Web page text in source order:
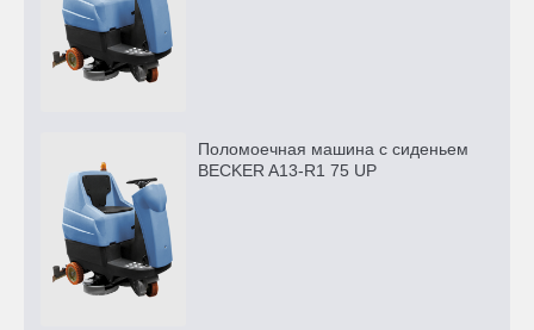
Поломоечная машина с сиденьем
BECKER A13-R1 75 UP